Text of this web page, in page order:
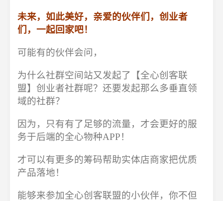
未来，如此美好，亲爱的伙伴们，创业者
们，一起回家吧！
可能有的伙伴会问，
为什么社群空间站又发起了【全心创客联
盟】创业者社群呢？还要发起那么多垂直领
域的社群？
因为，只有有了足够的流量，才会更好的服
务于后端的全心物种APP！
才可以有更多的筹码帮助实体店商家把优质
产品落地！
能够来参加全心创客联盟的小伙伴，你不但